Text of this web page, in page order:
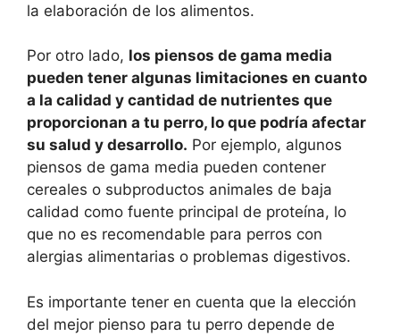
la elaboración de los alimentos.
Por otro lado, los piensos de gama media
pueden tener algunas limitaciones en cuanto
a la calidad y cantidad de nutrientes que
proporcionan a tu perro, lo que podría afectar
su salud y desarrollo. Por ejemplo, algunos
piensos de gama media pueden contener
cereales o subproductos animales de baja
calidad como fuente principal de proteína, lo
que no es recomendable para perros con
alergias alimentarias o problemas digestivos.
Es importante tener en cuenta que la elección
del mejor pienso para tu perro depende de